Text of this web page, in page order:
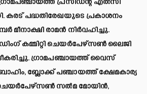
ഗ്രാമപഞ്ചായത്ത് പ്രസിഡന്റ് എല്‍സി
പദ്ധതിരേഖയുടെ പ്രകാശനം
മീനാക്ഷി രാമന്‍ നിര്‍വഹിച്ചു.
കമ്മിറ്റി ചെയര്‍പേഴ്‌സണ്‍ ലൈജി
ഗ്രാമപഞ്ചായത്ത് വൈസ്
ബ്ലോക്ക് പഞ്ചായത്ത് ക്ഷേമകാര്യ
ചെയര്‍പേഴ്‌സണ്‍ സല്‍മ മോയിന്‍,